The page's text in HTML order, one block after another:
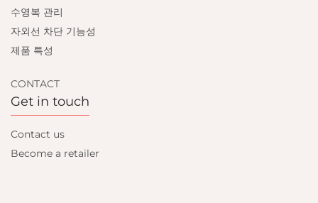
수영복 관리
자외선 차단 기능성
제품 특성
CONTACT
Get in touch
Contact us
Become a retailer